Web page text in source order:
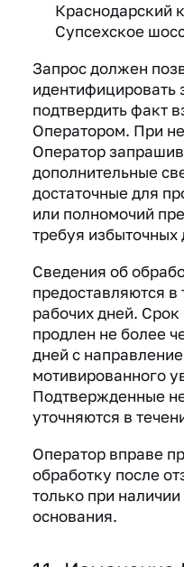
Краснодарский
Супсехское
Запрос должен
идентифицировать
подтвердить факт
Оператором. При
Оператор
дополнительные
достаточные для
или полномочий
требуя избыточных
Сведения об
предоставляются в
рабочих дней.
продлен не более
дней с
мотивированного
Подтвержденные
уточняются в
Оператор вправе
обработку после
только при
основания.